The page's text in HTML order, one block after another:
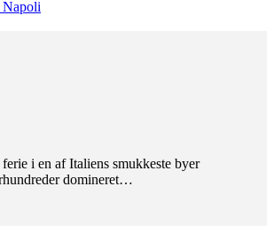
i en af Italiens smukkeste byer
domineret…